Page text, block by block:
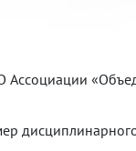
Ассоциации